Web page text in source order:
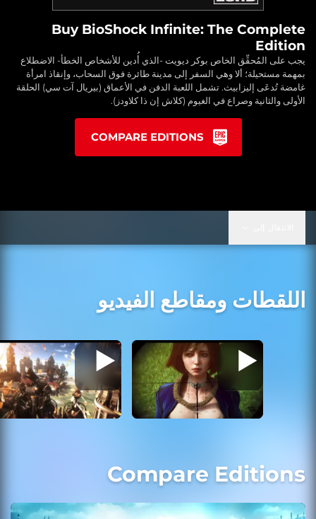
Buy BioShock Infinite: The Complete
Edition
يجب على المُحقِّق الخاص بوكر ديويت -الذي أُدين للأشخاص الخطأ- الاضطلاع
بمهمة مستحيلة؛ ألا وهي السفر إلى مدينة طائرة فوق السحاب، وإنقاذ امرأة
غامضة تُدعَى إليزابيث. تشمل اللعبة الدفن في الأعماق (بيريال آت سي) الحلقة
الأولى والثانية وصراع في الغيوم (كلاش إن ذا كلاودز).
COMPARE EDITIONS
اللقطات ومقاطع الفيديو
Compare Editions